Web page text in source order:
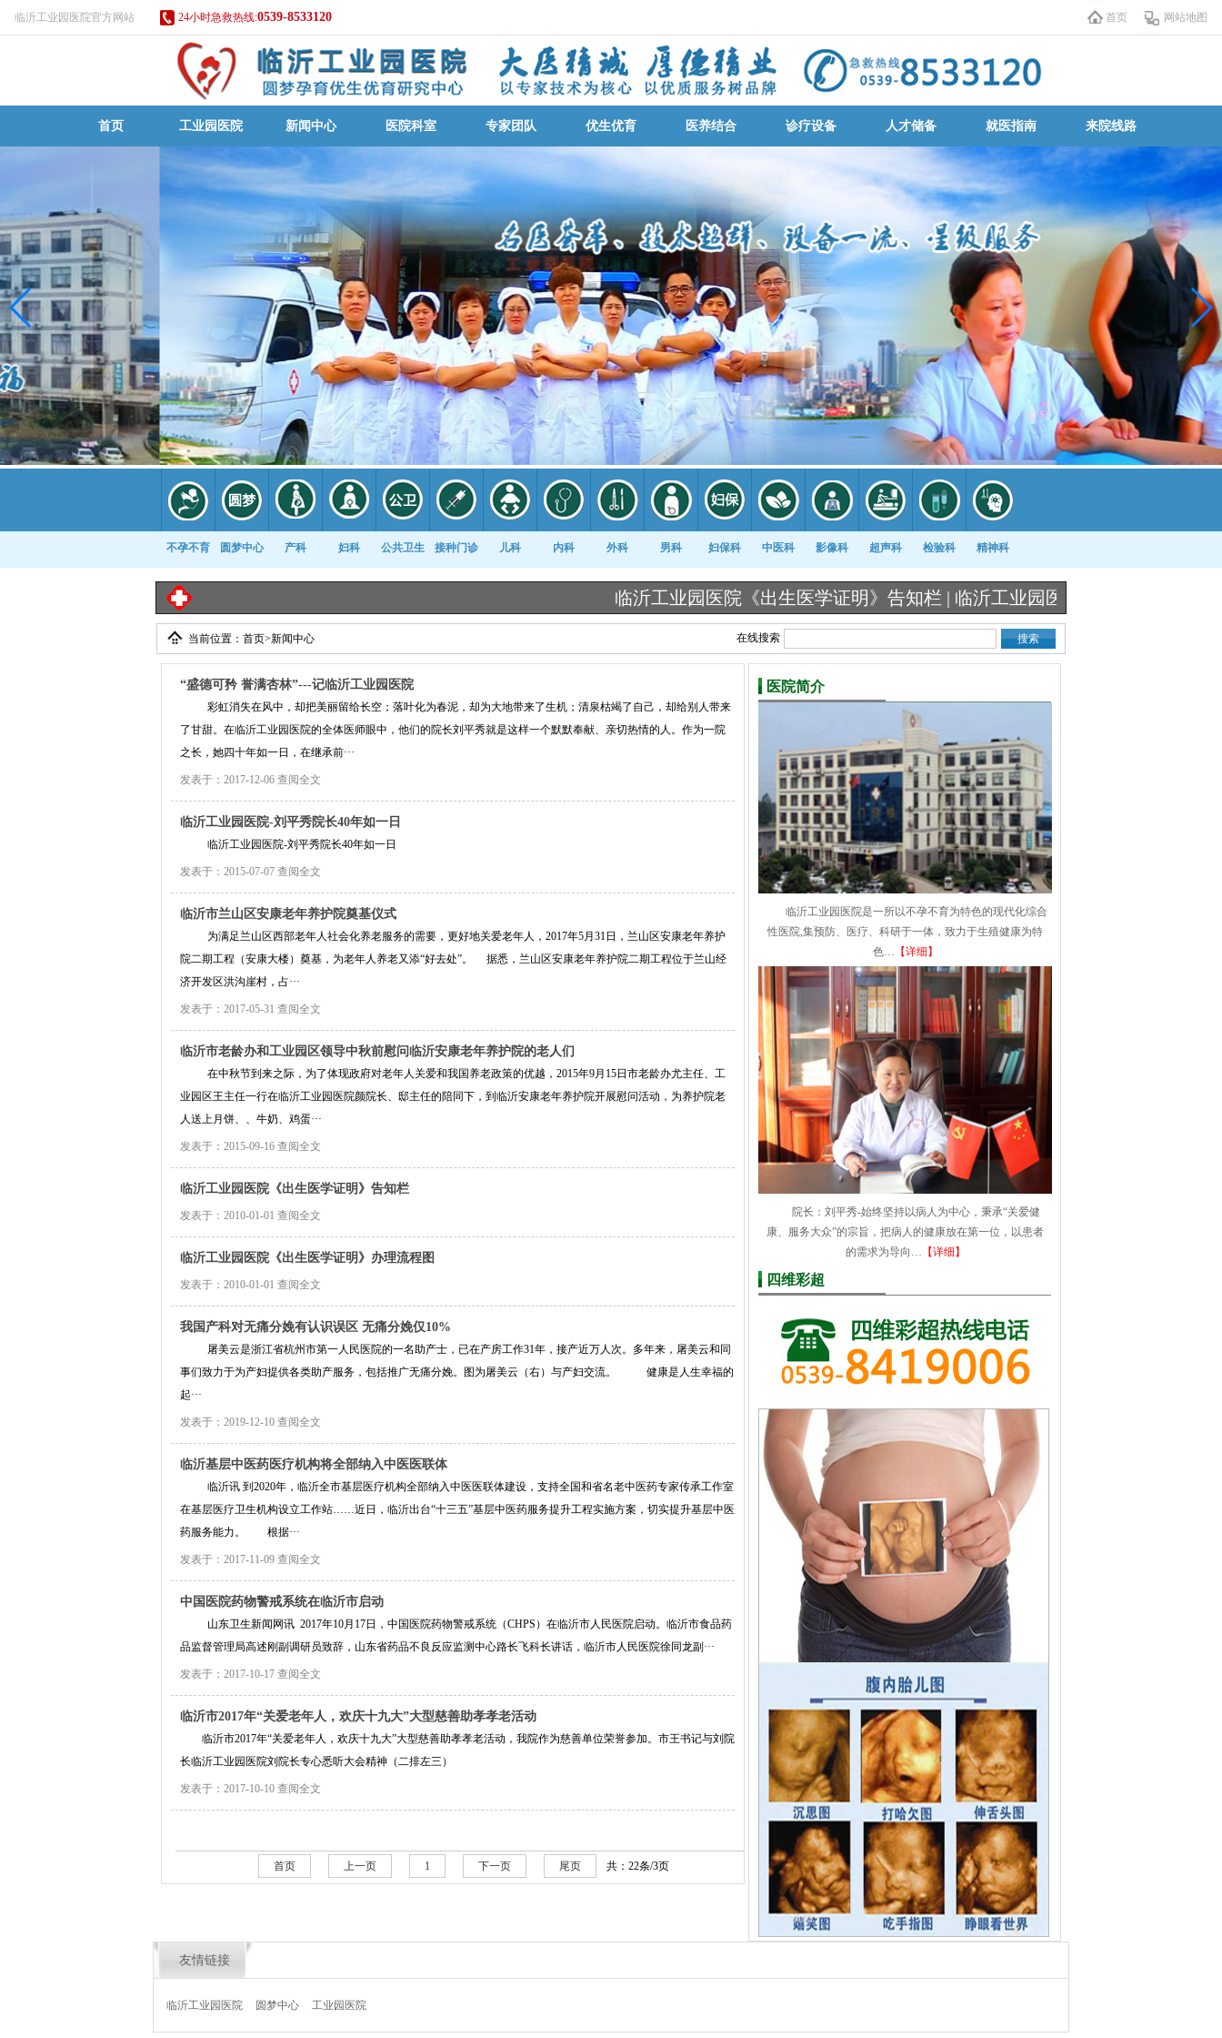
临沂工业园医院官方网站 24小时急救热线:0539-8533120 首页 网站地图
首页 工业园医院 新闻中心 医院科室 专家团队 优生优育 医养结合 诊疗设备 人才储备 就医指南 来院线路
不孕不育 圆梦中心 产科 妇科 公共卫生 接种门诊 儿科 内科 外科 男科 妇保科 中医科 影像科 超声科 检验科 精神科
康复科
临沂工业园医院《出生医学证明》告知栏 | 临沂工业园医院《出生医学证明》办理流
当前位置： 首页>新闻中心 在线搜索
“盛德可矜 誉满杏林”---记临沂工业园医院
彩虹消失在风中，却把美丽留给长空；落叶化为春泥，却为大地带来了生机；清泉枯竭了自己，却给别人带来
了甘甜。在临沂工业园医院的全体医师眼中，他们的院长刘平秀就是这样一个默默奉献、亲切热情的人。作为一院
之长，她四十年如一日，在继承前···
发表于：2017-12-06 查阅全文
临沂工业园医院-刘平秀院长40年如一日
临沂工业园医院-刘平秀院长40年如一日
发表于：2015-07-07 查阅全文
临沂市兰山区安康老年养护院奠基仪式
为满足兰山区西部老年人社会化养老服务的需要，更好地关爱老年人，2017年5月31日，兰山区安康老年养护
院二期工程（安康大楼）奠基，为老年人养老又添“好去处”。 据悉，兰山区安康老年养护院二期工程位于兰山经
济开发区洪沟崖村，占···
发表于：2017-05-31 查阅全文
临沂市老龄办和工业园区领导中秋前慰问临沂安康老年养护院的老人们
在中秋节到来之际，为了体现政府对老年人关爱和我国养老政策的优越，2015年9月15日市老龄办尤主任、工
业园区王主任一行在临沂工业园医院颜院长、邸主任的陪同下，到临沂安康老年养护院开展慰问活动，为养护院老
人送上月饼、、牛奶、鸡蛋···
发表于：2015-09-16 查阅全文
临沂工业园医院《出生医学证明》告知栏
发表于：2010-01-01 查阅全文
临沂工业园医院《出生医学证明》办理流程图
发表于：2010-01-01 查阅全文
我国产科对无痛分娩有认识误区 无痛分娩仅10%
屠美云是浙江省杭州市第一人民医院的一名助产士，已在产房工作31年，接产近万人次。多年来，屠美云和同
事们致力于为产妇提供各类助产服务，包括推广无痛分娩。图为屠美云（右）与产妇交流。 健康是人生幸福的
起···
发表于：2019-12-10 查阅全文
临沂基层中医药医疗机构将全部纳入中医医联体
临沂讯 到2020年，临沂全市基层医疗机构全部纳入中医医联体建设，支持全国和省名老中医药专家传承工作室
在基层医疗卫生机构设立工作站……近日，临沂出台“十三五”基层中医药服务提升工程实施方案，切实提升基层中医
药服务能力。 根据···
发表于：2017-11-09 查阅全文
中国医院药物警戒系统在临沂市启动
山东卫生新闻网讯 2017年10月17日，中国医院药物警戒系统（CHPS）在临沂市人民医院启动。临沂市食品药
品监督管理局高述刚副调研员致辞，山东省药品不良反应监测中心路长飞科长讲话，临沂市人民医院徐同龙副···
发表于：2017-10-17 查阅全文
临沂市2017年“关爱老年人，欢庆十九大”大型慈善助孝孝老活动
临沂市2017年“关爱老年人，欢庆十九大”大型慈善助孝孝老活动，我院作为慈善单位荣誉参加。市王书记与刘院
长临沂工业园医院刘院长专心悉听大会精神（二排左三）
发表于：2017-10-10 查阅全文
首页 上一页 1 下一页 尾页 共：22条/3页
医院简介
临沂工业园医院是一所以不孕不育为特色的现代化综合
性医院,集预防、医疗、科研于一体，致力于生殖健康为特
色… 【详细】
院长：刘平秀-始终坚持以病人为中心，秉承“关爱健
康、服务大众”的宗旨，把病人的健康放在第一位，以患者
的需求为导向… 【详细】
四维彩超
友情链接
临沂工业园医院 圆梦中心 工业园医院